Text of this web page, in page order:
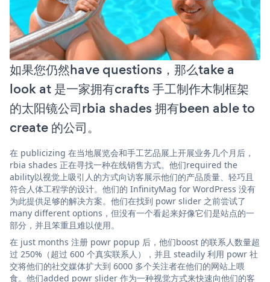
如果您仍然have questions，那么take a
look at 是一家拥有crafts 手工制作木制框架
的太阳镜公司rbia shades 拥有been able to
create 的公司。
在 publicizing 在当地展览会和手工艺品展上开展业务几个月后，
rbia shades 正在寻找一种在线销售方式。他们required the
ability以视觉上吸引人的方式向访客展示他们的产品质量、轻巧且
符合人体工程学的设计。他们的 InfinityMag for WordPress 没有
为此提供足够的解决方案。他们在找到 powr slider 之前尝试了
many different options，但没有一个看起来好像它们是站点的一
部分，并且笨重且难以使用。
在 just months 注册 powr popup 后，他们boost 的联系人数量超
过 250%（超过 600 个真实联系人），并且 steadily 利用 powr 社
交将他们的社交媒体扩大到 6000 多个关注者在他们的网站上喂
食。他们added powr slider 作为一种视觉方式来快速向他们的客